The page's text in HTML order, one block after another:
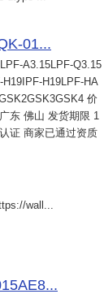
01...
A3.15LPF-Q3.15
H19IPF-H19LPF-HA
价
东 佛山 发货期限 1
证 商家已通过资质
wall...